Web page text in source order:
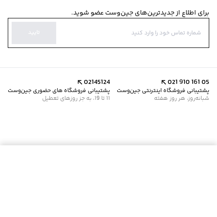
برای اطلاع از جدیدترین‌های جین‌وست عضو شوید.
تایید
021 910 161 05
پشتیبانی فروشگاه اینترنتی جین‌وست
شبانه‌روز، هر روز هفته
02145124
پشتیبانی فروشگاه های حضوری جین‌وست
11 تا 19، به جز روزهای تعطیل